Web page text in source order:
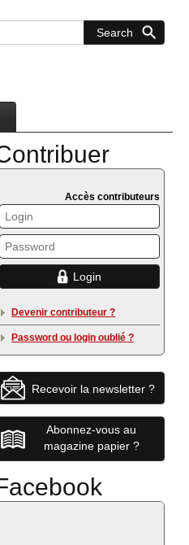
Accès contributeurs
Devenir contributeur ?
Password ou login oublié ?
Recevoir la newsletter ?
Abonnez-vous au
magazine papier ?